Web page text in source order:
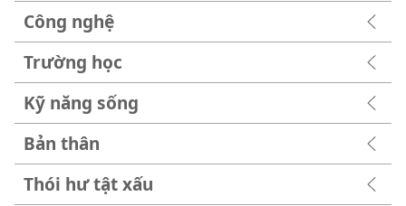
Công nghệ
Trường học
Kỹ năng sống
Bản thân
Thói hư tật xấu